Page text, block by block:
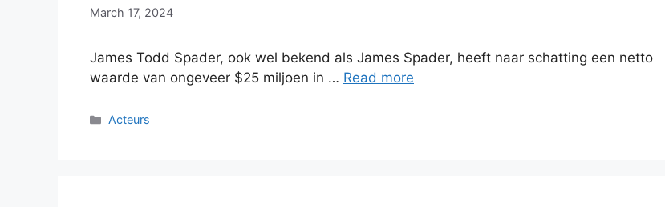
March 17, 2024
James Todd Spader, ook wel bekend als James Spader, heeft naar schatting een netto
waarde van ongeveer $25 miljoen in … Read more
Categories
Acteurs